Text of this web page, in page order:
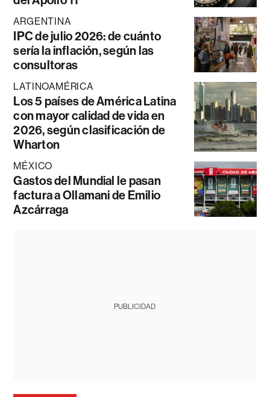
ARGENTINA
IPC de julio 2026: de cuánto
sería la inflación, según las
consultoras
LATINOAMÉRICA
Los 5 países de América Latina
con mayor calidad de vida en
2026, según clasificación de
Wharton
MÉXICO
Gastos del Mundial le pasan
factura a Ollamani de Emilio
Azcárraga
PUBLICIDAD